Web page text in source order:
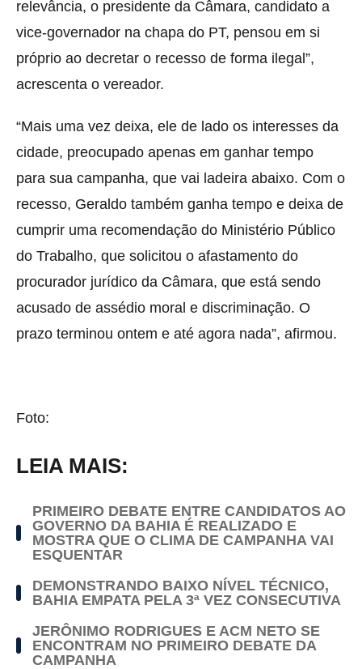
relevância, o presidente da Câmara, candidato a
vice-governador na chapa do PT, pensou em si
próprio ao decretar o recesso de forma ilegal”,
acrescenta o vereador.
“Mais uma vez deixa, ele de lado os interesses da
cidade, preocupado apenas em ganhar tempo
para sua campanha, que vai ladeira abaixo. Com o
recesso, Geraldo também ganha tempo e deixa de
cumprir uma recomendação do Ministério Público
do Trabalho, que solicitou o afastamento do
procurador jurídico da Câmara, que está sendo
acusado de assédio moral e discriminação. O
prazo terminou ontem e até agora nada”, afirmou.
Foto:
LEIA MAIS:
PRIMEIRO DEBATE ENTRE CANDIDATOS AO
GOVERNO DA BAHIA É REALIZADO E
MOSTRA QUE O CLIMA DE CAMPANHA VAI
ESQUENTAR
DEMONSTRANDO BAIXO NÍVEL TÉCNICO,
BAHIA EMPATA PELA 3ª VEZ CONSECUTIVA
JERÔNIMO RODRIGUES E ACM NETO SE
ENCONTRAM NO PRIMEIRO DEBATE DA
CAMPANHA